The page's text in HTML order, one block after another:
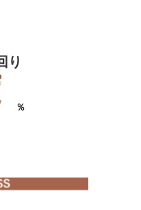
り
％